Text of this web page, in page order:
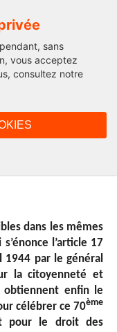
sans
vous acceptez
consultez notre
dans les mêmes
l’article 17
1944 par le général
la citoyenneté et
obtiennent enfin le
célébrer ce 70ème
pour le droit des